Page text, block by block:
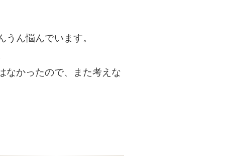
ん悩んでいます。
なかったので、また考えな